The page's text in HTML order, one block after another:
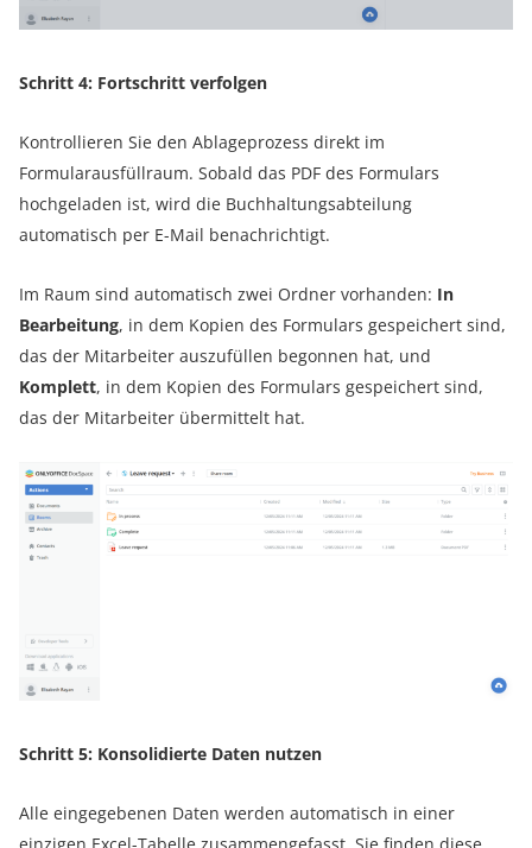
Schritt 4: Fortschritt verfolgen
Kontrollieren Sie den Ablageprozess direkt im
Formularausfüllraum. Sobald das PDF des Formulars
hochgeladen ist, wird die Buchhaltungsabteilung
automatisch per E-Mail benachrichtigt.
Im Raum sind automatisch zwei Ordner vorhanden: In
Bearbeitung, in dem Kopien des Formulars gespeichert sind,
das der Mitarbeiter auszufüllen begonnen hat, und
Komplett, in dem Kopien des Formulars gespeichert sind,
das der Mitarbeiter übermittelt hat.
Schritt 5: Konsolidierte Daten nutzen
Alle eingegebenen Daten werden automatisch in einer
einzigen Excel-Tabelle zusammengefasst. Sie finden diese